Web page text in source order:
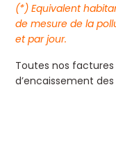
(*) Equivalent
de mesure de la
et par jour.
Toutes nos
d’encaissement